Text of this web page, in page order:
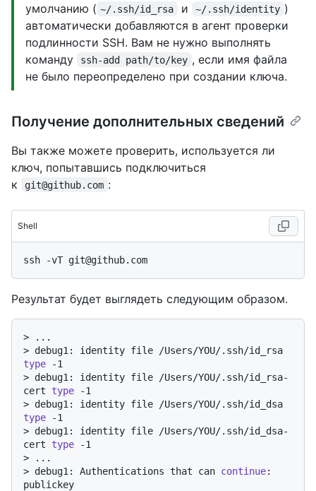
умолчанию ( ~/.ssh/id_rsa и ~/.ssh/identity )
автоматически добавляются в агент проверки
подлинности SSH. Вам не нужно выполнять
команду
ssh-add path/to/key , если имя файла
не было переопределено при создании ключа.
Получение дополнительных сведений
Вы также можете проверить, используется ли
ключ, попытавшись подключиться
к
git@github.com :
Shell
Результат будет выглядеть следующим образом.
>
...
>
type -1
> debug1: identity file /Users/YOU/.ssh/id_rsa-
cert type -1
>
type -1
> debug1: identity file /Users/YOU/.ssh/id_dsa-
cert type -1
>
...
> debug1: Authentications that can continue:
publickey